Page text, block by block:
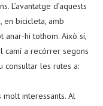
L’avantatge d’aquests
en bicicleta, amb
anar-hi tothom. Això sí,
camí a recórrer segons
consultar les rutes a:
interessants. Al